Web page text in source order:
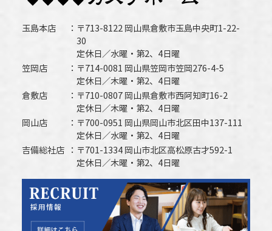
玉島本店
〒713-8122 岡山県倉敷市玉島中央町1-22-
30
定休日／水曜・第2、4日曜
笠岡店
〒714-0081 岡山県笠岡市笠岡276-4-5
定休日／木曜・第2、4日曜
倉敷店
〒710-0807 岡山県倉敷市西阿知町16-2
定休日／木曜・第2、4日曜
岡山店
〒700-0951 岡山県岡山市北区田中137-111
定休日／水曜・第2、4日曜
吉備総社店
〒701-1334 岡山市北区高松原古才592-1
定休日／木曜・第2、4日曜